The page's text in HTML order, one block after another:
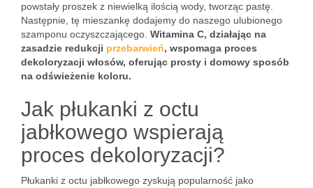
powstały proszek z niewielką ilością wody, tworząc pastę.
Następnie, tę mieszankę dodajemy do naszego ulubionego
szamponu oczyszczającego. Witamina C, działając na
zasadzie redukcji przebarwień, wspomaga proces
dekoloryzacji włosów, oferując prosty i domowy sposób
na odświeżenie koloru.
Jak płukanki z octu
jabłkowego wspierają
proces dekoloryzacji?
Płukanki z octu jabłkowego zyskują popularność jako